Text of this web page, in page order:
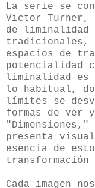
La serie se
Victor Turner,
de liminalidad
tradicionales,
espacios de
potencialidad
liminalidad es
lo habitual,
límites se
formas de ver
presenta
esencia de
Cada imagen